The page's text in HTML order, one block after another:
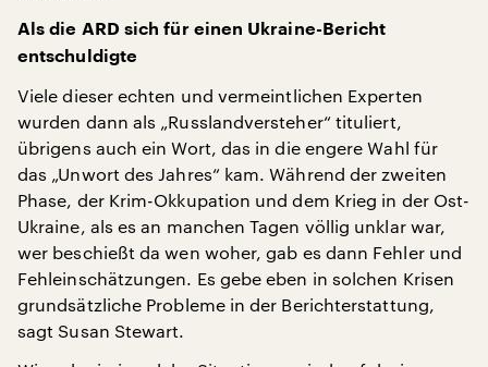
Als die ARD sich für einen Ukraine-Bericht
entschuldigte
Viele dieser echten und vermeintlichen Experten
wurden dann als „Russlandversteher“ tituliert,
übrigens auch ein Wort, das in die engere Wahl für
das „Unwort des Jahres“ kam. Während der zweiten
Phase, der Krim-Okkupation und dem Krieg in der Ost-
Ukraine, als es an manchen Tagen völlig unklar war,
wer beschießt da wen woher, gab es dann Fehler und
Fehleinschätzungen. Es gebe eben in solchen Krisen
grundsätzliche Probleme in der Berichterstattung,
sagt Susan Stewart.